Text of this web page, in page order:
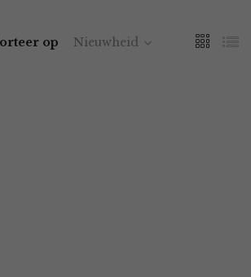
op Nieuwheid